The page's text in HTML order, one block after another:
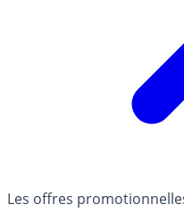
Les offres